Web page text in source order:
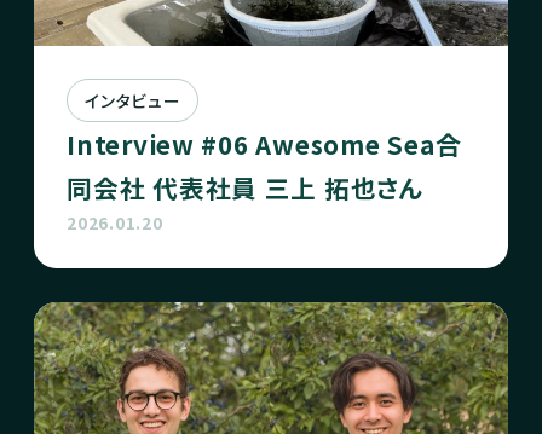
インタビュー
Interview #06 Awesome Sea合
同会社 代表社員 三上 拓也さん
2026.01.20